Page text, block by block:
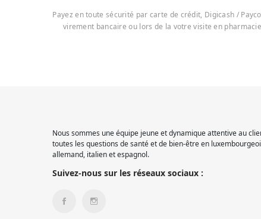
Payez en toute sécurité par carte de crédit, Digicash /
virement bancaire ou lors de la votre visite en
Nous sommes une équipe jeune et dynamique attentive au
toutes les questions de santé et de bien-être en
allemand, italien et espagnol.
Suivez-nous sur les réseaux sociaux :